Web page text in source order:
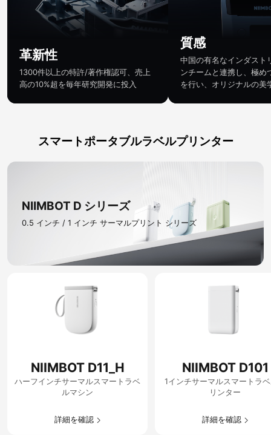
革新性
1300件以上の特許/著作権認可、売上
高の10%超を毎年研究開発に投入
質感
中国の有名なインダスト
ンチームと連携し、極め
を行い、オリジナルの美
スマートポータブルラベルプリンター
NIIMBOT D シリーズ​
0.5 インチ / 1 インチ サーマルプリント シリーズ
NIIMBOT D11_H
ハーフインチサーマルスマートラベ
ルマシン
詳細を確認​
NIIMBOT D101
1インチサーマルスマートラ
リンター
詳細を確認​